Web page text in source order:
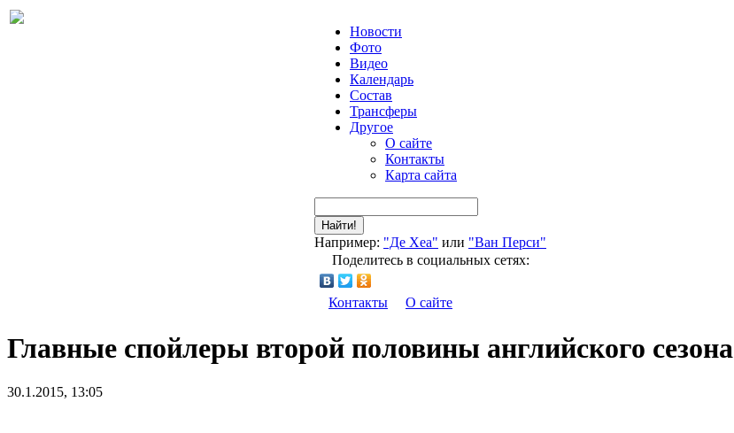
Новости
Фото
Видео
Календарь
Состав
Трансферы
Другое
О сайте
Контакты
Карта сайта
Найти!
Например: "Де Хеа" или "Ван Перси"
Поделитесь в социальных сетях:
Контакты О сайте
Главные спойлеры второй половины английского сезона
30.1.2015, 13:05